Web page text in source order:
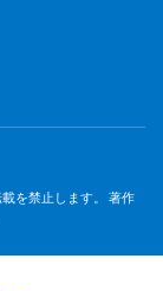
を禁止します。 著作